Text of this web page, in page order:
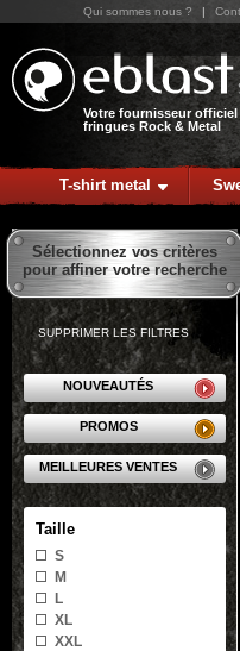
Votre fournisseur officiel
fringues Rock & Metal
Qui sommes nous ? |
T-shirt metal
Sélectionnez vos critères
pour affiner votre recherche
SUPPRIMER LES FILTRES
NOUVEAUTÉS
PROMOS
MEILLEURES VENTES
Taille
S
M
L
XL
XXL